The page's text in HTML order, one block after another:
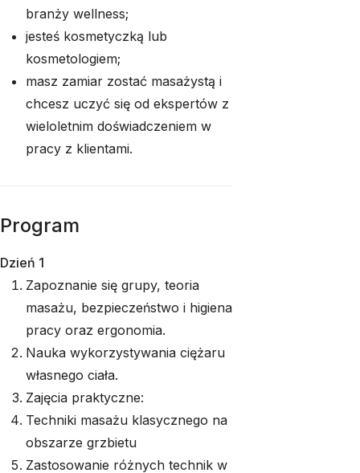
branży wellness;
jesteś kosmetyczką lub
kosmetologiem;
masz zamiar zostać masażystą i
chcesz uczyć się od ekspertów z
wieloletnim doświadczeniem w
pracy z klientami.
Program
Dzień 1
Zapoznanie się grupy, teoria
masażu, bezpieczeństwo i higiena
pracy oraz ergonomia.
Nauka wykorzystywania ciężaru
własnego ciała.
Zajęcia praktyczne:
Techniki masażu klasycznego na
obszarze grzbietu
Zastosowanie różnych technik w